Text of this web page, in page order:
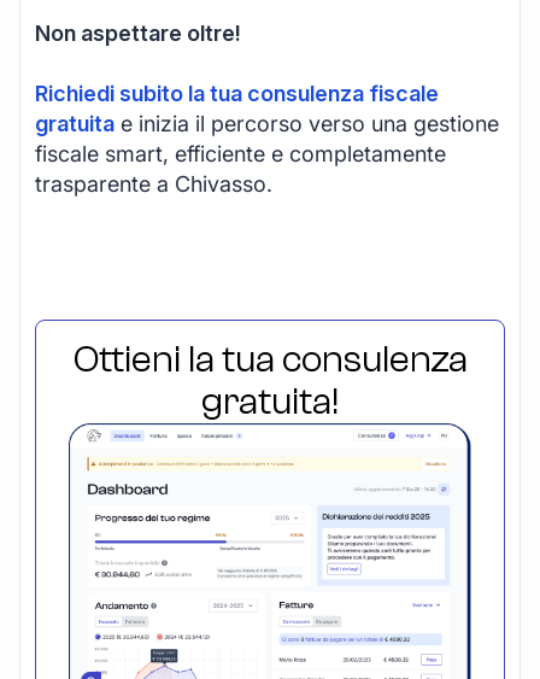
Non aspettare oltre!
Richiedi subito la tua consulenza fiscale
gratuita e inizia il percorso verso una gestione
fiscale smart, efficiente e completamente
trasparente a Chivasso.
Ottieni la tua consulenza
gratuita!